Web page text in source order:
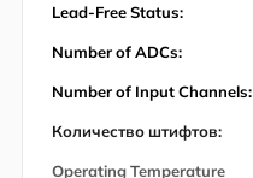
Lead-Free Status:
Number of ADCs:
Number of Input Channels:
Количество штифтов:
Operating Temperature